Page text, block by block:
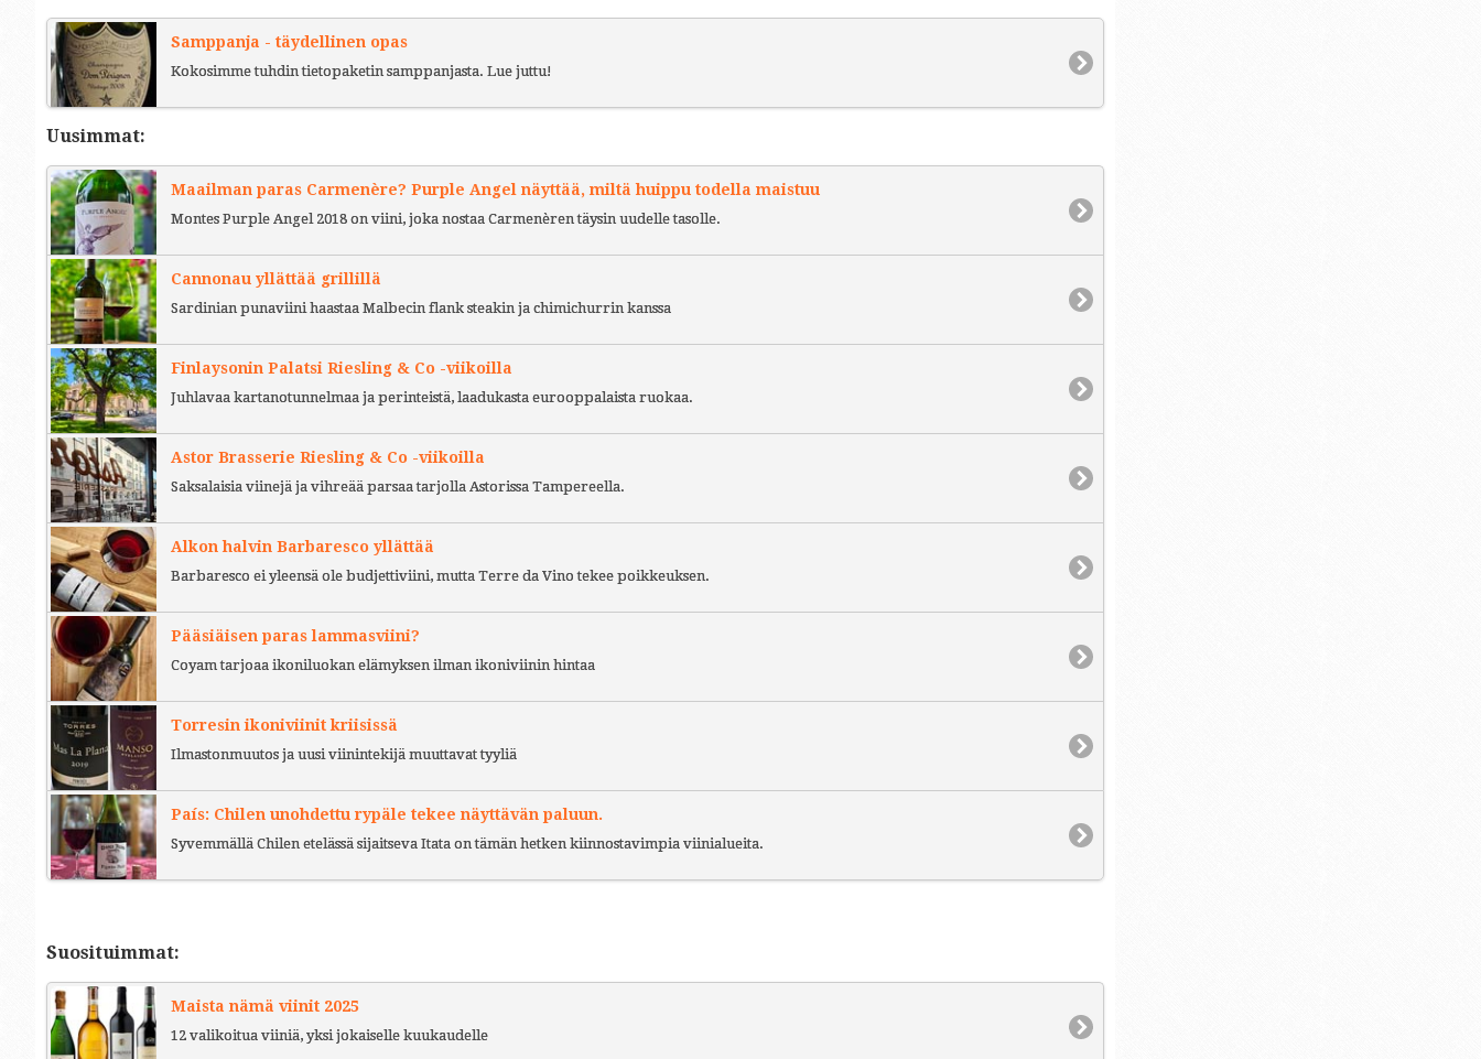
Samppanja - täydellinen opas
Kokosimme tuhdin tietopaketin samppanjasta. Lue juttu!
Uusimmat:
Maailman paras Carmenère? Purple Angel näyttää, miltä huippu todella maistuu
Montes Purple Angel 2018 on viini, joka nostaa Carmenèren täysin uudelle tasolle.
Cannonau yllättää grillillä
Sardinian punaviini haastaa Malbecin flank steakin ja chimichurrin kanssa
Finlaysonin Palatsi Riesling & Co -viikoilla
Juhlavaa kartanotunnelmaa ja perinteistä, laadukasta eurooppalaista ruokaa.
Astor Brasserie Riesling & Co -viikoilla
Saksalaisia viinejä ja vihreää parsaa tarjolla Astorissa Tampereella.
Alkon halvin Barbaresco yllättää
Barbaresco ei yleensä ole budjettiviini, mutta Terre da Vino tekee poikkeuksen.
Pääsiäisen paras lammasviini?
Coyam tarjoaa ikoniluokan elämyksen ilman ikoniviinin hintaa
Torresin ikoniviinit kriisissä
Ilmastonmuutos ja uusi viinintekijä muuttavat tyyliä
País: Chilen unohdettu rypäle tekee näyttävän paluun.
Syvemmällä Chilen etelässä sijaitseva Itata on tämän hetken kiinnostavimpia viinialueita.
Suosituimmat:
Maista nämä viinit 2025
12 valikoitua viiniä, yksi jokaiselle kuukaudelle